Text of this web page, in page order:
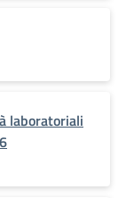
laboratoriali